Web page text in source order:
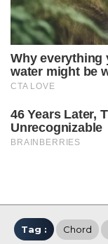
Tag : Chord